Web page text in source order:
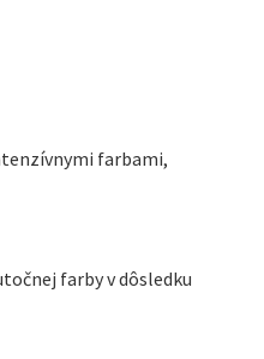
farbami,
farby v dôsledku